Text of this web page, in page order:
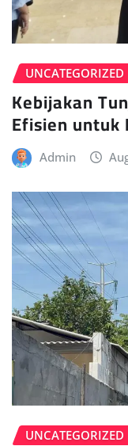
UNCATEGORIZED
Kebijakan
Efisien untuk
Admin
UNCATEGORIZED